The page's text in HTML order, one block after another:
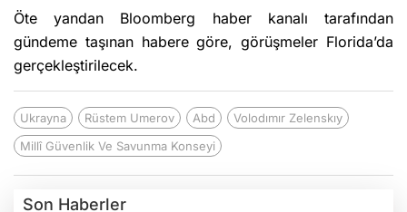
Öte yandan Bloomberg haber kanalı tarafından
gündeme taşınan habere göre, görüşmeler Florida’da
gerçekleştirilecek.
Ukrayna Rüstem Umerov Abd
Volodımır Zelenskıy
Millî Güvenlik Ve Savunma Konseyi
Son Haberler